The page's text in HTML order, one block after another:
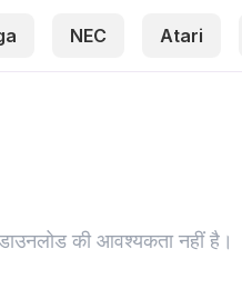
NEC Atari
की आवश्यकता नहीं है।